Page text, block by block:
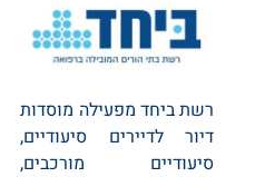
רשת ביחד מפעילה מוסדות
דיור לדיירים סיעודיים,
סיעודיים מורכבים,